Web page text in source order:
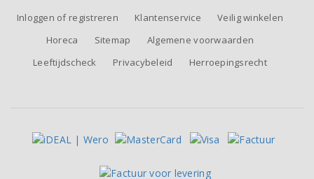
Inloggen of registreren Klantenservice
Veilig winkelen
Horeca
Sitemap
Algemene voorwaarden
Leeftijdscheck
Privacybeleid Herroepingsrecht